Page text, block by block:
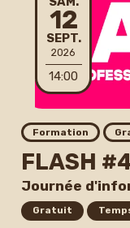
12
SEPTEMBRE
SEPT.
2026
14:00
Formation
FLASH
Journée
Gratuit